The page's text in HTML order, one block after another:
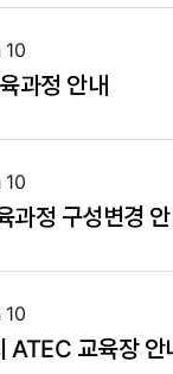
10
과정 안내
10
과정 구성변경
10
ATEC 교육장 안